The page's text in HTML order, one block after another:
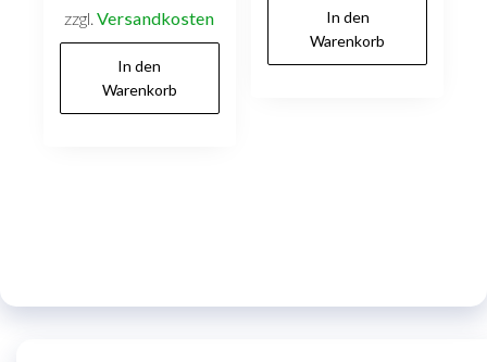
zzgl.Versandkosten
In den
Warenkorb
In den
Warenkorb